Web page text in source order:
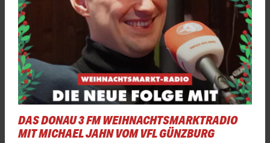
DAS DONAU 3 FM WEIHNACHTSMARKTRADIO
MIT MICHAEL JAHN VOM VFL GÜNZBURG